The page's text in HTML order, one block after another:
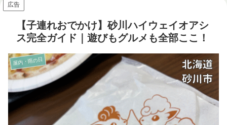
広告
【子連れおでかけ】砂川ハイウェイオアシ
ス完全ガイド｜遊びもグルメも全部ここ！
屋内・雨の日